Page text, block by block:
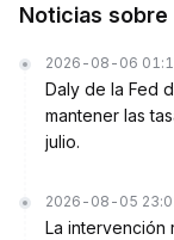
Noticias sobre
2026-08-06
Daly de la Fed
mantener las
julio.
2026-08-05
La intervención